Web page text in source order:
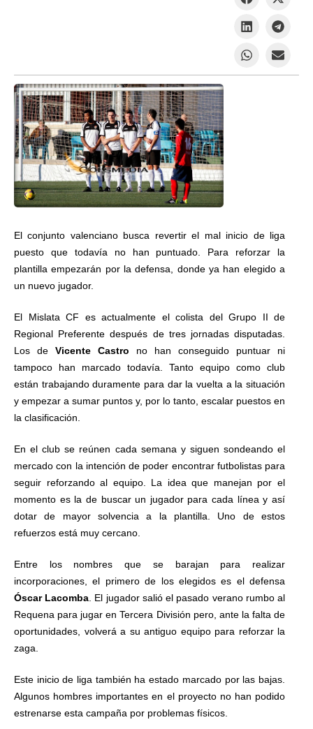
El conjunto valenciano busca revertir el mal inicio de liga
puesto que todavía no han puntuado. Para reforzar la
plantilla empezarán por la defensa, donde ya han elegido a
un nuevo jugador.
El Mislata CF es actualmente el colista del Grupo II de
Regional Preferente después de tres jornadas disputadas.
Los de Vicente Castro no han conseguido puntuar ni
tampoco han marcado todavía. Tanto equipo como club
están trabajando duramente para dar la vuelta a la situación
y empezar a sumar puntos y, por lo tanto, escalar puestos en
la clasificación.
En el club se reúnen cada semana y siguen sondeando el
mercado con la intención de poder encontrar futbolistas para
seguir reforzando al equipo. La idea que manejan por el
momento es la de buscar un jugador para cada línea y así
dotar de mayor solvencia a la plantilla. Uno de estos
refuerzos está muy cercano.
Entre los nombres que se barajan para realizar
incorporaciones, el primero de los elegidos es el defensa
Óscar Lacomba . El jugador salió el pasado verano rumbo al
Requena para jugar en Tercera División pero, ante la falta de
oportunidades, volverá a su antiguo equipo para reforzar la
zaga.
Este inicio de liga también ha estado marcado por las bajas.
Algunos hombres importantes en el proyecto no han podido
estrenarse esta campaña por problemas físicos.